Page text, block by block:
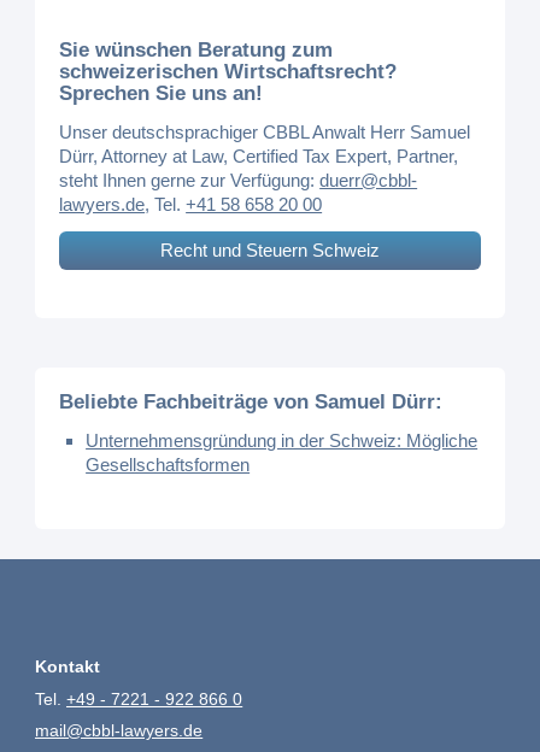
Sie wünschen Beratung zum
schweizerischen Wirtschaftsrecht?
Sprechen Sie uns an!
Unser deutschsprachiger CBBL Anwalt Herr Samuel
Dürr, Attorney at Law, Certified Tax Expert, Partner,
steht Ihnen gerne zur Verfügung:duerr@cbbl-
lawyers.de, Tel.+41 58 658 20 00
Recht und Steuern Schweiz
Beliebte Fachbeiträge von Samuel Dürr:
Unternehmensgründung in der Schweiz: Mögliche
Gesellschaftsformen
Kontakt
Tel.+49 - 7221 - 922 866 0
mail@cbbl-lawyers.de